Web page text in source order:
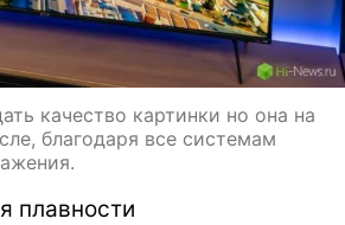
качество картинки но она на
благодаря все системам
плавности